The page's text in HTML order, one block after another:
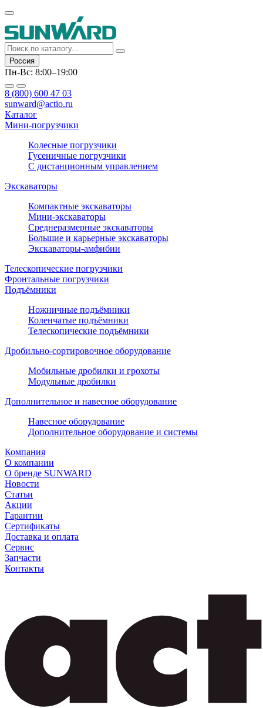
Россия
Пн-Вс: 8:00–19:00
8 (800) 600 47 03
sunward@actio.ru
Каталог
Мини-погрузчики
Колесные погрузчики
Гусеничные погрузчики
С дистанционным управлением
Экскаваторы
Компактные экскаваторы
Мини-экскаваторы
Среднеразмерные экскаваторы
Большие и карьерные экскаваторы
Экскаваторы-амфибии
Телескопические погрузчики
Фронтальные погрузчики
Подъёмники
Ножничные подъёмники
Коленчатые подъёмники
Телескопические подъёмники
Дробильно-сортировочное оборудование
Мобильные дробилки и грохоты
Модульные дробилки
Дополнительное и навесное оборудование
Навесное оборудование
Дополнительное оборудование и системы
Компания
О компании
О бренде SUNWARD
Новости
Статьи
Акции
Гарантии
Сертификаты
Доставка и оплата
Сервис
Запчасти
Контакты